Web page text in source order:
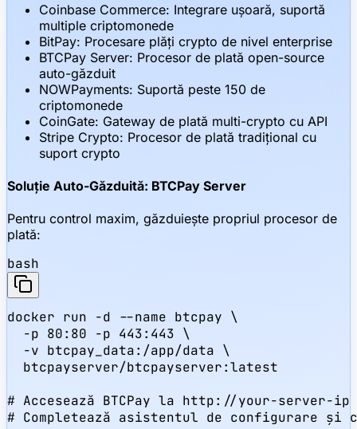
Coinbase Commerce: Integrare ușoară, suportă
multiple criptomonede
BitPay: Procesare plăți crypto de nivel enterprise
BTCPay Server: Procesor de plată open-source
auto-găzduit
NOWPayments: Suportă peste 150 de
criptomonede
CoinGate: Gateway de plată multi-crypto cu API
Stripe Crypto: Procesor de plată tradițional cu
suport crypto
Soluție Auto-Găzduită: BTCPay Server
Pentru control maxim, găzduiește propriul procesor de
plată:
bash
docker run -d --name btcpay \
  -p 80:80 -p 443:443 \
  -v btcpay_data:/app/data \
  btcpayserver/btcpayserver:latest
# Accesează BTCPay la http://your-server-ip
# Completează asistentul de configurare și